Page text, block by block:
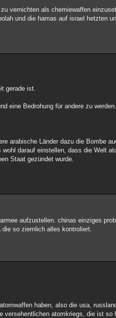
vernichten als chemiewaffen
und die hamas auf israel hetzten
gerade ist.
eine Bedrohung für andere zu
arabische Länder dazu die Bombe
darauf einstellen, dass die Welt
Staat gezündet wurde.
aufzustellen. chinas einziges
die so ziemlich alles kontroliert.
haben, also die usa,
atomkriegs, die ist so